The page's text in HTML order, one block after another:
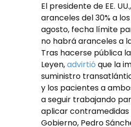
El presidente de EE.
aranceles del 30% a
agosto, fecha límite
no habrá aranceles a
Tras hacerse pública
Leyen,advirtió que la
suministro
y los pacientes a
a seguir trabajando
aplicar contramedidas
Gobierno, Pedro